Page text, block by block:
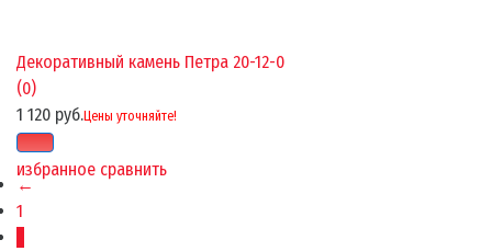
избранное сравнить
Декоративный камень Петра 20-12-0
(0)
1 120 руб.Цены уточняйте!
←
1